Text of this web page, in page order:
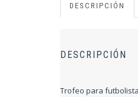
DESCRIPCIÓN
DESCRIPCIÓN
Trofeo para